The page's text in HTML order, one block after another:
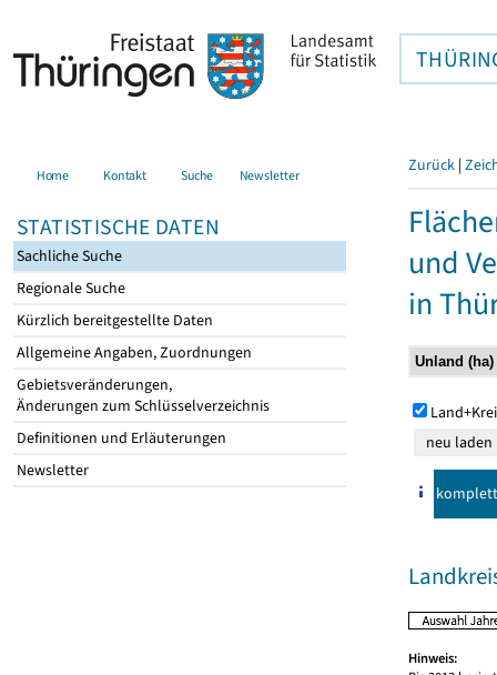
Home Kontakt Suche Newsletter
STATISTISCHE DATEN
Sachliche Suche
Regionale Suche
Kürzlich bereitgestellte Daten
Allgemeine Angaben, Zuordnungen
Gebietsveränderungen,
Änderungen zum Schlüsselverzeichnis
Definitionen und Erläuterungen
Newsletter
Zurück |
und
in
komplett
Hinweis: